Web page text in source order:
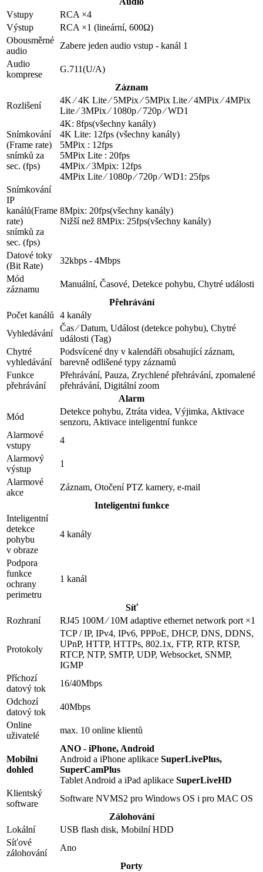
Vstupy
RCA ×4
Výstup
RCA ×1 (lineární, 600Ω)
Obousměrné
audio
Zabere jeden audio vstup - kanál 1
Audio
komprese
G.711(U/A)
Záznam
Rozlišení
4K ⁄ 4K Lite ⁄ 5MPix ⁄ 5MPix Lite ⁄ 4MPix ⁄ 4MPix
Lite ⁄ 3MPix ⁄ 1080p ⁄ 720p ⁄ WD1
Snímkování
(Frame rate)
snímků za
sec. (fps)
4K: 8fps(všechny kanály)
4K Lite: 12fps (všechny kanály)
5MPix : 12fps
5MPix Lite : 20fps
4MPix ⁄ 3Mpix: 12fps
4MPix Lite ⁄ 1080p ⁄ 720p ⁄ WD1: 25fps
Snímkování
IP
kanálů(Frame
rate)
snímků za
sec. (fps)
8Mpix: 20fps(všechny kanály)
Nižší než 8MPix: 25fps(všechny kanály)
Datové toky
(Bit Rate)
32kbps - 4Mbps
Mód
záznamu
Manuální, Časové, Detekce pohybu, Chytré události
Přehrávání
Počet kanálů
4 kanály
Vyhledávání
Čas ⁄ Datum, Událost (detekce pohybu), Chytré
události (Tag)
Chytré
vyhledávání
Podsvícené dny v kalendáři obsahující záznam,
barevně odlišené typy záznamů
Funkce
přehrávání
Přehrávání, Pauza, Zrychlené přehrávání, zpomalené
přehrávání, Digitální zoom
Alarm
Mód
Detekce pohybu, Ztráta videa, Výjimka, Aktivace
senzoru, Aktivace inteligentní funkce
Alarmové
vstupy
4
Alarmový
výstup
1
Alarmové
akce
Záznam, Otočení PTZ kamery, e-mail
Inteligentní funkce
Inteligentní
detekce
pohybu
v obraze
4 kanály
Podpora
funkce
ochrany
perimetru
1 kanál
Síť
Rozhraní
RJ45 100M ⁄ 10M adaptive ethernet network port ×1
Protokoly
TCP / IP, IPv4, IPv6, PPPoE, DHCP, DNS, DDNS,
UPnP, HTTP, HTTPs, 802.1x, FTP, RTP, RTSP,
RTCP, NTP, SMTP, UDP, Websocket, SNMP,
IGMP
Příchozí
datový tok
16/40Mbps
Odchozí
datový tok
40Mbps
Online
uživatelé
max. 10 online klientů
Mobilní
dohled
ANO - iPhone, Android
Android a iPhone aplikace SuperLivePlus,
SuperCamPlus
Tablet Android a iPad aplikace SuperLiveHD
Klientský
software
Software NVMS2 pro Windows OS i pro MAC OS
Zálohování
Lokální
USB flash disk, Mobilní HDD
Síťové
zálohování
Ano
Porty